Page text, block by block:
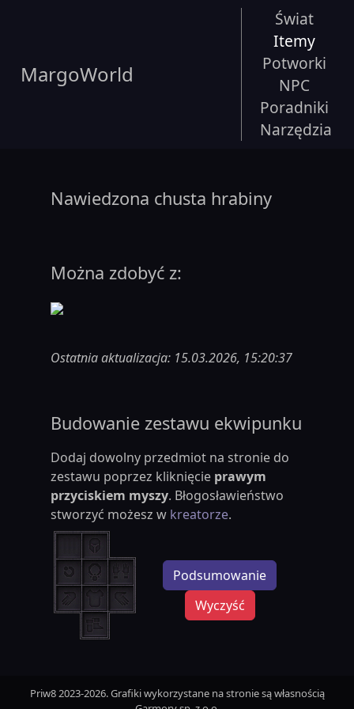
MargoWorld
Świat
Itemy
Potworki
NPC
Poradniki
Narzędzia
Nawiedzona chusta hrabiny
Można zdobyć z:
Ostatnia aktualizacja: 15.03.2026, 15:20:37
Budowanie zestawu ekwipunku
Dodaj dowolny przedmiot na stronie do
zestawu poprzez kliknięcie prawym
przyciskiem myszy. Błogosławieństwo
stworzyć możesz w kreatorze.
Podsumowanie
Wyczyść
Priw8 2023-2026. Grafiki wykorzystane na stronie są własnością